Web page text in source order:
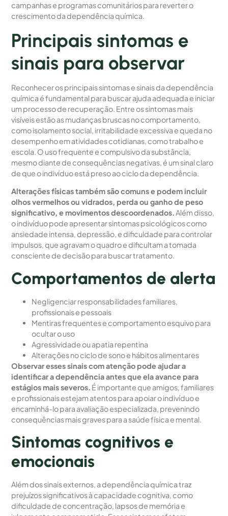
campanhas e programas comunitários para reverter o
crescimento da dependência química.
Principais sintomas e
sinais para observar
Reconhecer os principais sintomas e sinais da dependência
química é fundamental para buscar ajuda adequada e iniciar
um processo de recuperação. Entre os sintomas mais
visíveis estão as mudanças bruscas no comportamento,
como isolamento social, irritabilidade excessiva e queda no
desempenho em atividades cotidianas, como trabalho e
escola. O uso frequente e compulsivo da substância,
mesmo diante de consequências negativas, é um sinal claro
de que o indivíduo está preso ao ciclo da dependência.
Alterações físicas também são comuns e podem incluir
olhos vermelhos ou vidrados, perda ou ganho de peso
significativo, e movimentos descoordenados.Além disso,
o indivíduo pode apresentar sintomas psicológicos como
ansiedade intensa, depressão, e dificuldade para controlar
impulsos, que agravam o quadro e dificultam a tomada
consciente de decisão para buscar tratamento.
Comportamentos de alerta
Negligenciar responsabilidades familiares,
profissionais e pessoais
Mentiras frequentes e comportamento esquivo para
ocultar o uso
Agressividade ou apatia repentina
Alterações no ciclo de sono e hábitos alimentares
Observar esses sinais com atenção pode ajudar a
identificar a dependência antes que ela avance para
estágios mais severos. É importante que amigos, familiares
e profissionais estejam atentos para apoiar o indivíduo e
encaminhá-lo para avaliação especializada, prevenindo
consequências mais graves para a saúde física e mental.
Sintomas cognitivos e
emocionais
Além dos sinais externos, a dependência química traz
prejuízos significativos à capacidade cognitiva, como
dificuldade de concentração, lapsos de memória e